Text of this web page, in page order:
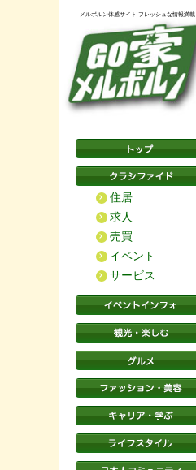
メルボルン体感サイト フレッシュな情報満載
住居
求人
売買
イベント
サービス